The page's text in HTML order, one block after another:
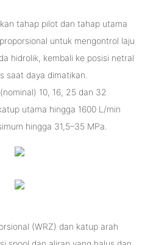
tahap pilot dan tahap utama
untuk mengontrol laju
hidrolik, kembali ke posisi netral
saat daya dimatikan.
10, 16, 25 dan 32
utama hingga 1600 L/min
hingga 31,5–35 MPa.
(WRZ) dan katup arah